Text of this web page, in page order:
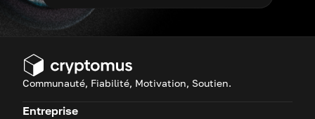
Communauté, Fiabilité, Motivation, Soutien.
Entreprise